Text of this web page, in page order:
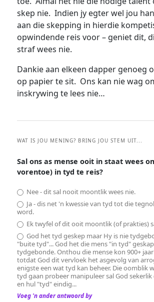
skep nie. Indien jy egter wel jou
aan die skepping in hierdie
opwindende reis voor – geniet dit,
straf wees nie.
Dankie aan elkeen dapper genoeg
op papier te sit. Ons kan nie wag
inskrywing te lees nie…
WAT IS JOU MENING? BRING JOU STEM UIT...
Sal ons as mense ooit in staat wees
vorentoe) in tyd te reis?
Nee - dit sal nooit moontlik wees nie.
Ja - dis net 'n kwessie van tyd tot die
word.
Ek twyfel of dit ooit moontlik (of prakties)
God het tyd geskep maar Hy is nie
"buite tyd"... God het die mens "in tyd"
tydgebonde. Onthou die mense kon 900+
totdat God dit vervloek het asgevolg van
enigste een wat tyd kan beheer. Die oomblik
tyd gaan probeer manipuleer sal God
en hul "tyd" eindig...
Voeg 'n ander antwoord by